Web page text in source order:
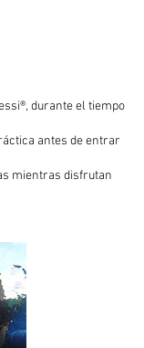
durante el tiempo
antes de entrar
mientras disfrutan